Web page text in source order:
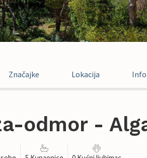
Značajke Lokacija
odmor -